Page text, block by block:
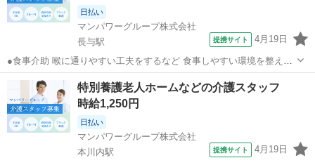
日払い
マンパワーグループ株式会社
長与駅
提携サイト 4月19日
●食事介助 喉に通りやすい工夫をするなど 食事しやすい環境を整える
料理を口まで運ぶ・お箸を持つサポートなど 食事のお手伝い ●排泄介
助 トイレへの誘導 体勢・着替えなどのお手伝い ※利用者様によっ
て、おむつ介助もあります...
長崎 西彼杵郡 長与駅
特別養護老人ホームなどの介護スタッフ
時給1,250円
日払い
マンパワーグループ株式会社
本川内駅
提携サイト 4月19日